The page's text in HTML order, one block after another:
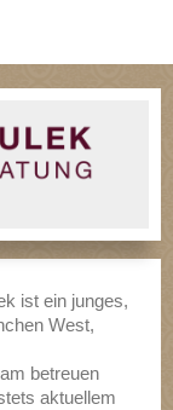
ist ein junges,
West,
betreuen
aktuellem